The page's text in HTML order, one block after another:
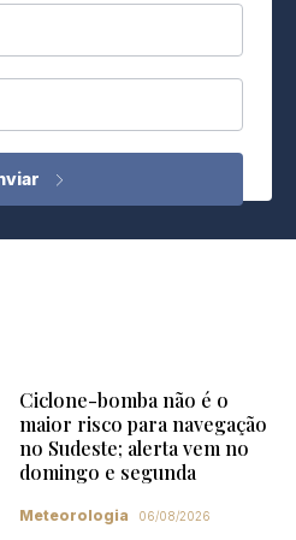
Ciclone-bomba não é o
maior risco para navegação
no Sudeste; alerta vem no
domingo e segunda
Meteorologia 06/08/2026